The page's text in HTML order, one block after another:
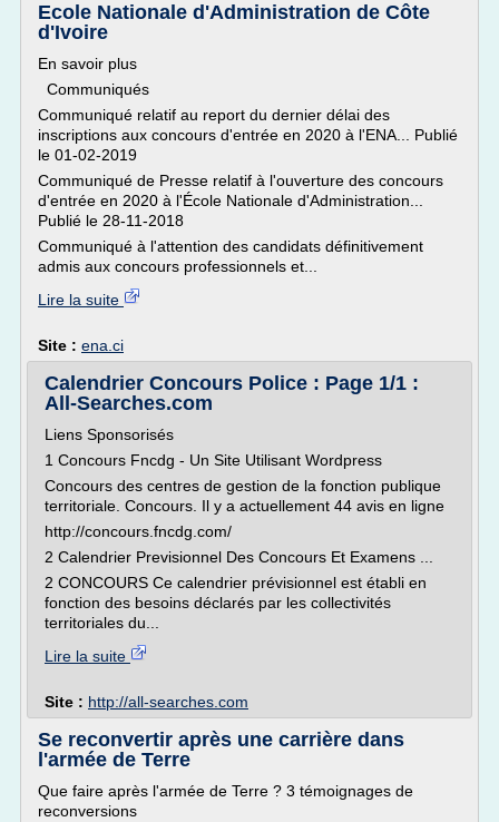
Ecole Nationale d'Administration de Côte
d'Ivoire
En savoir plus
Communiqués
Communiqué relatif au report du dernier délai des
inscriptions aux concours d'entrée en 2020 à l'ENA... Publié
le 01-02-2019
Communiqué de Presse relatif à l'ouverture des concours
d'entrée en 2020 à l'École Nationale d'Administration...
Publié le 28-11-2018
Communiqué à l'attention des candidats définitivement
admis aux concours professionnels et...
Lire la suite
Site : ena.ci
Calendrier Concours Police : Page 1/1 :
All-Searches.com
Liens Sponsorisés
1 Concours Fncdg - Un Site Utilisant Wordpress
Concours des centres de gestion de la fonction publique
territoriale. Concours. Il y a actuellement 44 avis en ligne
http://concours.fncdg.com/
2 Calendrier Previsionnel Des Concours Et Examens ...
2 CONCOURS Ce calendrier prévisionnel est établi en
fonction des besoins déclarés par les collectivités
territoriales du...
Lire la suite
Site : http://all-searches.com
Se reconvertir après une carrière dans
l'armée de Terre
Que faire après l'armée de Terre ? 3 témoignages de
reconversions